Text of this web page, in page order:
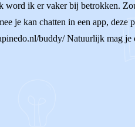
word ik er vaker bij betrokken.
je kan chatten in een app, deze
buddy/ Natuurlijk mag je